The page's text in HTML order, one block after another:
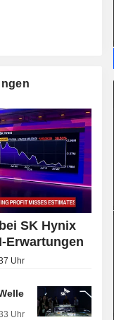
SK Hynix
Erwartungen
Uhr
Uhr